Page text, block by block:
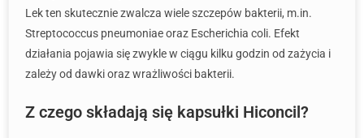
Lek ten skutecznie zwalcza wiele szczepów bakterii, m.in.
Streptococcus pneumoniae oraz Escherichia coli. Efekt
działania pojawia się zwykle w ciągu kilku godzin od zażycia i
zależy od dawki oraz wrażliwości bakterii.
Z czego składają się kapsułki Hiconcil?